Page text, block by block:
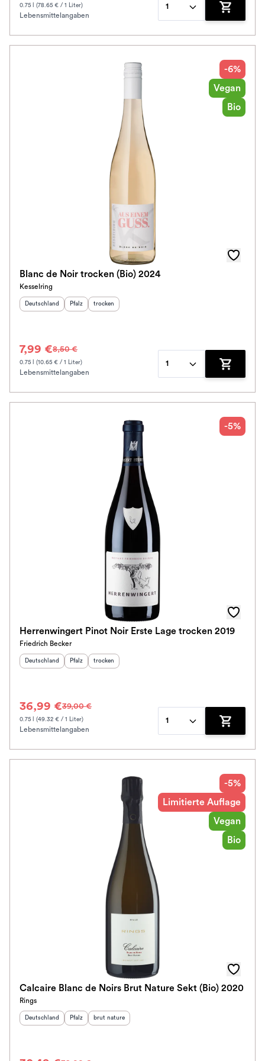
0.75 l (78.65 € / 1 Liter)
Lebensmittelangaben
1
Zum
-6%
Vegan
Bio
Blanc de Noir trocken (Bio) 2024
Kesselring
Herkunftsland
Deutschland Herkunftsregion
Pfalz Geschmack
trocken
7,99 €8,50 €
0.75 l (10.65 € / 1 Liter)
Lebensmittelangaben
1
Zum
-5%
Herrenwingert Pinot Noir Erste Lage trocken 2019
Friedrich Becker
Herkunftsland
Deutschland Herkunftsregion
Pfalz Geschmack
trocken
36,99 €39,00 €
0.75 l (49.32 € / 1 Liter)
Lebensmittelangaben
1
Zum
-5%
Limitierte Auflage
Vegan
Bio
Calcaire Blanc de Noirs Brut Nature Sekt (Bio) 2020
Rings
Herkunftsland
Deutschland Herkunftsregion:
Pfalz Geschmack:
brut nature